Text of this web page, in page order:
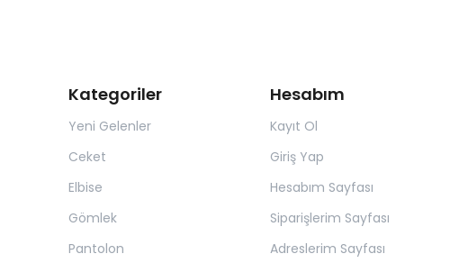
Kategoriler
Yeni Gelenler
Ceket
Elbise
Gömlek
Pantolon
Hesabım
Kayıt Ol
Giriş Yap
Hesabım Sayfası
Siparişlerim Sayfası
Adreslerim Sayfası